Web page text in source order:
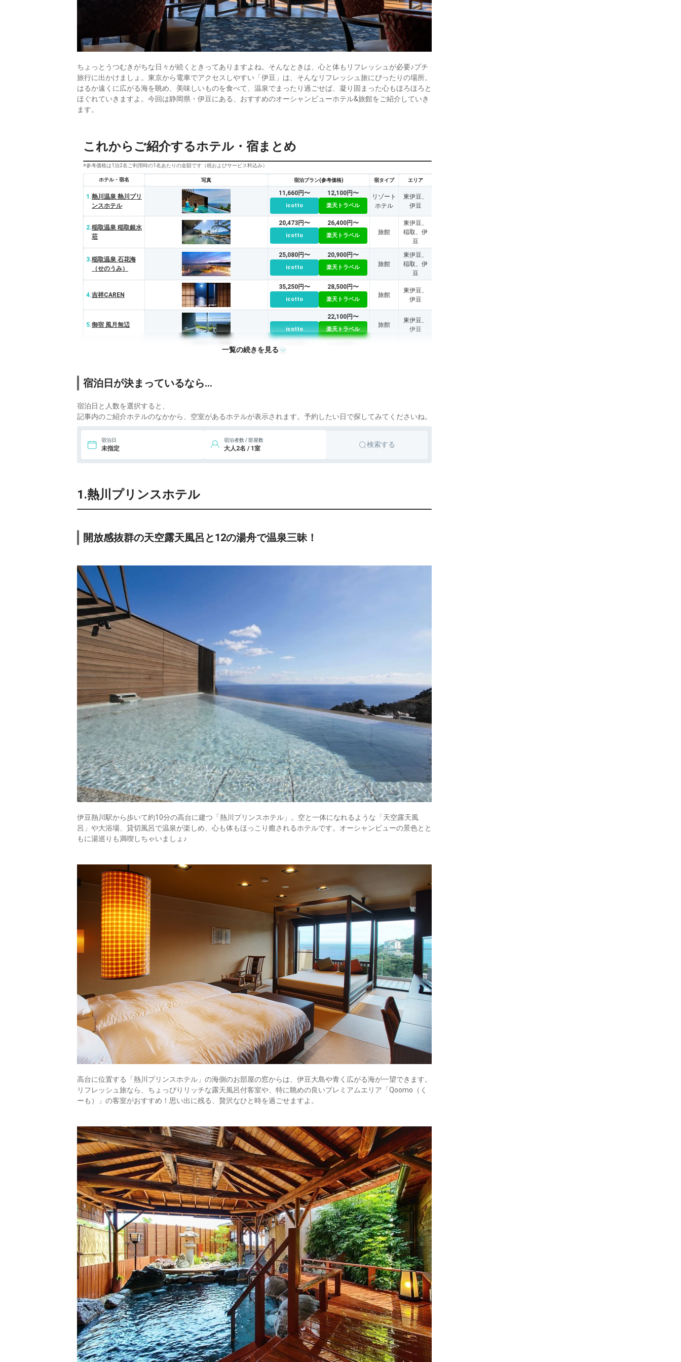
ちょっとうつむきがちな日々が続くときってありますよね。そんなときは、心と体もリフレッシュが必要♪プチ
旅行に出かけましょ。東京から電車でアクセスしやすい「伊豆」は、そんなリフレッシュ旅にぴったりの場所。
はるか遠くに広がる海を眺め、美味しいものを食べて、温泉でまったり過ごせば、凝り固まった心もほろほろと
ほぐれていきますよ。今回は静岡県・伊豆にある、おすすめのオーシャンビューホテル&旅館をご紹介していき
ます。
これからご紹介するホテル・宿まとめ
※参考価格は1泊2名ご利用時の1名あたりの金額です（税およびサービス料込み）
ホテル・宿名 写真 宿泊プラン(参考価格) 宿タイプ エリア
1.熱川温泉 熱川プリ
ンスホテル
11,660円〜
icotto
12,100円〜
楽天トラベル
リゾート
ホテル
東伊豆、
伊豆
2.稲取温泉 稲取銀水
荘
20,473円〜
icotto
26,400円〜
楽天トラベル 旅館
東伊豆、
稲取、伊
豆
3.稲取温泉 石花海
（せのうみ）
25,080円〜
icotto
20,900円〜
楽天トラベル 旅館
東伊豆、
稲取、伊
豆
4.吉祥CAREN
35,250円〜
icotto
28,500円〜
楽天トラベル
旅館
東伊豆、
伊豆
5.御宿 風月無辺
icotto
22,100円〜
楽天トラベル
旅館
東伊豆、
伊豆
7.望水
一覧の続きを見る
宿泊日が決まっているなら…
宿泊日と人数を選択すると、
記事内のご紹介ホテルのなかから、空室があるホテルが表示されます。予約したい日で探してみてくださいね。
宿泊日
未指定
宿泊者数 / 部屋数
大人2名 / 1室 検索する
1.熱川プリンスホテル
開放感抜群の天空露天風呂と12の湯舟で温泉三昧！
伊豆熱川駅から歩いて約10分の高台に建つ「熱川プリンスホテル」。空と一体になれるような「天空露天風
呂」や大浴場、貸切風呂で温泉が楽しめ、心も体もほっこり癒されるホテルです。オーシャンビューの景色とと
もに湯巡りも満喫しちゃいましょ♪
高台に位置する「熱川プリンスホテル」の海側のお部屋の窓からは、伊豆大島や青く広がる海が一望できます。
リフレッシュ旅なら、ちょっぴりリッチな露天風呂付客室や、特に眺めの良いプレミアムエリア「Qoomo（く
ーも）」の客室がおすすめ！思い出に残る、贅沢なひと時を過ごせますよ。